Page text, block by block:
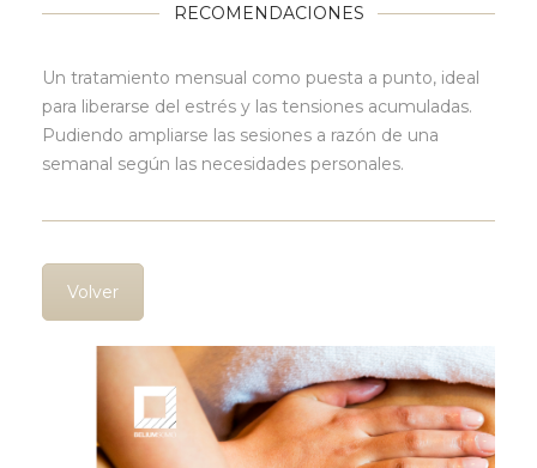
RECOMENDACIONES
Un tratamiento mensual como puesta a punto, ideal
para liberarse del estrés y las tensiones acumuladas.
Pudiendo ampliarse las sesiones a razón de una
semanal según las necesidades personales.
Volver